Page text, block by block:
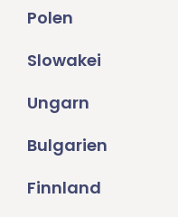
Polen
Slowakei
Ungarn
Bulgarien
Finnland